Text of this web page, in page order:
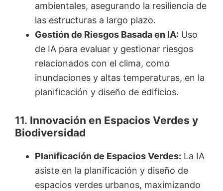
ambientales, asegurando la resiliencia de
las estructuras a largo plazo.
Gestión de Riesgos Basada en IA: Uso
de IA para evaluar y gestionar riesgos
relacionados con el clima, como
inundaciones y altas temperaturas, en la
planificación y diseño de edificios.
11. Innovación en Espacios Verdes y
Biodiversidad
Planificación de Espacios Verdes: La IA
asiste en la planificación y diseño de
espacios verdes urbanos, maximizando